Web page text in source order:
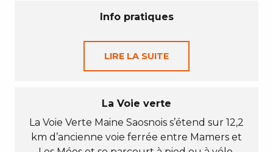
Info pratiques
LIRE LA SUITE
La Voie verte
La Voie Verte Maine Saosnois s’étend sur 12,2
km d’ancienne voie ferrée entre Mamers et